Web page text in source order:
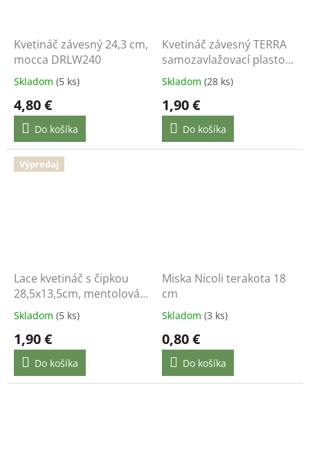
Kvetináč závesný 24,3 cm,
mocca DRLW240
Skladom (5 ks)
4,80 €
Do košíka
Kvetináč závesný TERRA
samozavlažovací plastový
terakotový 23 cm
Skladom (28 ks)
1,90 €
Do košíka
Výpredaj
Lace kvetináč s čipkou
28,5x13,5cm, mentolová
DLAC
Skladom (5 ks)
1,90 €
Do košíka
Miska Nicoli terakota 18
cm
Skladom (3 ks)
0,80 €
Do košíka